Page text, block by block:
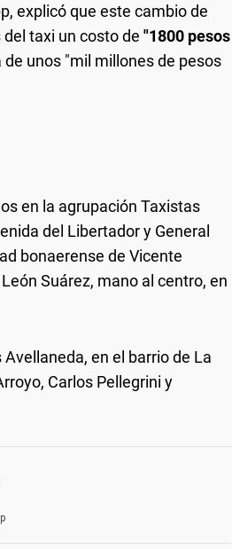
explicó que este cambio de
taxi un costo de "1800 pesos
unos "mil millones de pesos
en la agrupación Taxistas
del Libertador y General
bonaerense de Vicente
Suárez, mano al centro, en
en el barrio de La
Carlos Pellegrini y